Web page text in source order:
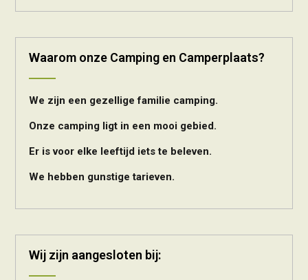
Waarom onze Camping en Camperplaats?
We zijn een gezellige familie camping.
Onze camping ligt in een mooi gebied.
Er is voor elke leeftijd iets te beleven.
We hebben gunstige tarieven.
Wij zijn aangesloten bij: